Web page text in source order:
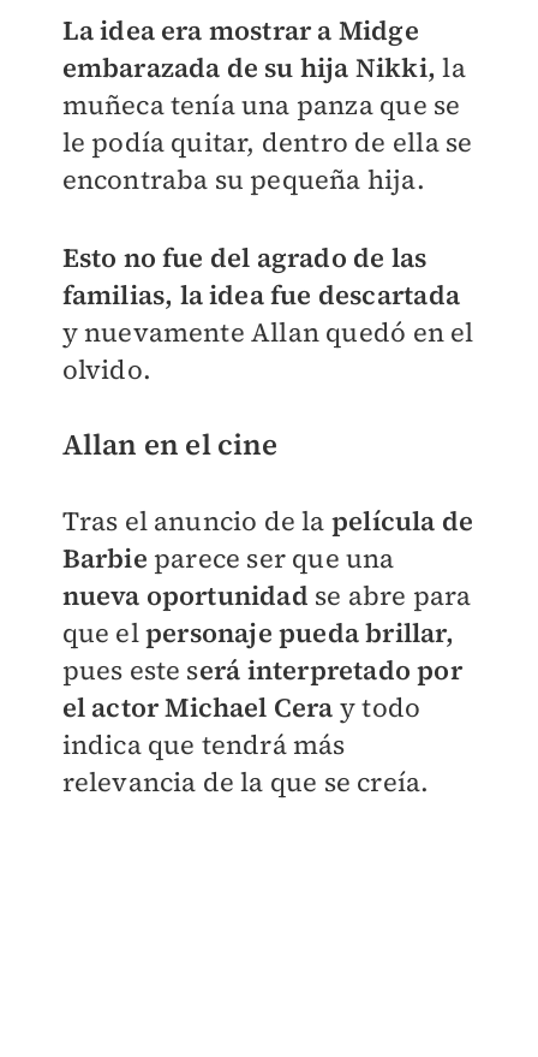
La idea era mostrar a Midge
embarazada de su hija Nikki, la
muñeca tenía una panza que se
le podía quitar, dentro de ella se
encontraba su pequeña hija.
Esto no fue del agrado de las
familias, la idea fue descartada
y nuevamente Allan quedó en el
olvido.
Allan en el cine
Tras el anuncio de la película de
Barbie parece ser que una
nueva oportunidad se abre para
que elpersonaje pueda brillar,
pues este será interpretado por
el actor Michael Cera y todo
indica que tendrá más
relevancia de la que se creía.